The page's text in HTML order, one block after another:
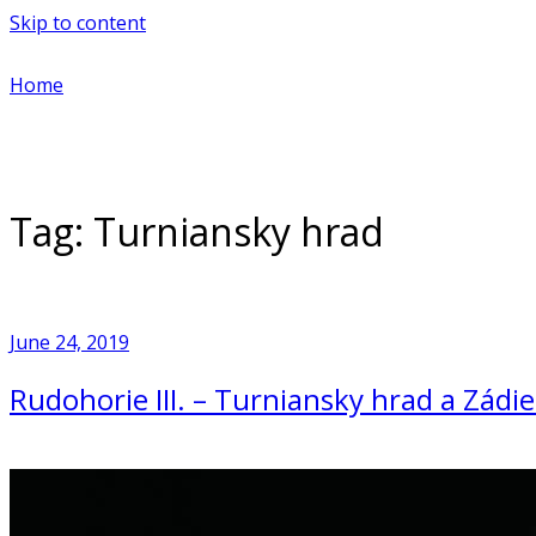
Skip to content
Home
Tag: Turniansky hrad
June 24, 2019
Rudohorie III. – Turniansky hrad a